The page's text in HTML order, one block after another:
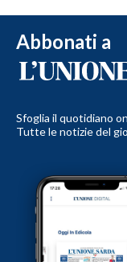
Abbonati a
Sfoglia il quotidiano
Tutte le notizie del